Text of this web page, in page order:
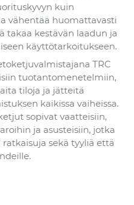
kuin
vähentää huomattavasti
takaa kestävän laadun ja
käyttötarkoitukseen.
TRC
tuotantomenetelmiin,
tiloja ja jätteitä
kaikissa vaiheissa.
sopivat vaatteisiin,
ja asusteisiin, jotka
sekä tyyliä että